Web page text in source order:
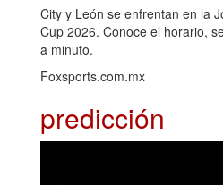
City y León se enfrentan en la
Cup 2026. Conoce el horario,
a minuto.
Foxsports.com.mx
predicción